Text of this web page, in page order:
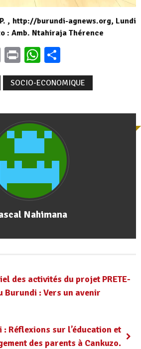
, http://burundi-agnews.org, Lundi
: Amb. Ntahiraja Thérence
EmailPrintWhatsApp
SOCIO-ECONOMIQUE
Nahimana
des activités du projet PRETE-
Burundi : Vers un avenir
: Réflexions sur l’éducation et
des parents à Cankuzo.